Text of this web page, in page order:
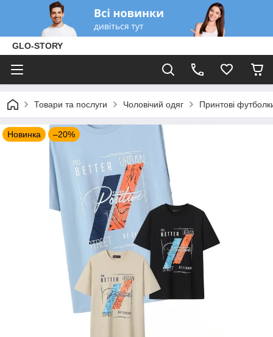
GLO-STORY
Товари та послуги Чоловічий одяг Принтові
Новинка –20%